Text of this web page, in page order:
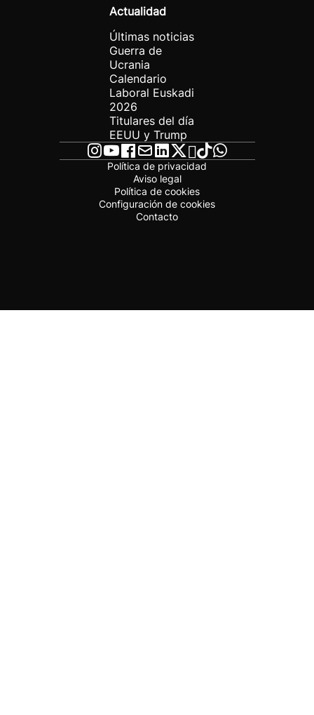
Actualidad
Últimas noticias
Guerra de
Ucrania
Calendario
Laboral Euskadi
2026
Titulares del día
EEUU y Trump
Política de privacidad
Aviso legal
Política de cookies
Configuración de cookies
Contacto